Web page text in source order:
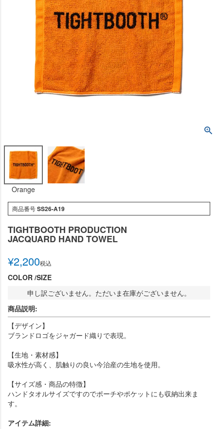
Orange
商品番号SS26-A19
TIGHTBOOTH PRODUCTION
JACQUARD HAND TOWEL
¥2,200税込
COLOR SIZE
申し訳ございません。ただいま在庫がございません。
商品説明:
【デザイン】
ブランドロゴをジャガード織りで表現。
【生地・素材感】
吸水性が高く、肌触りの良い今治産の生地を使用。
【サイズ感・商品の特徴】
ハンドタオルサイズですのでポーチやポケットにも収納出来ま
す。
アイテム詳細: